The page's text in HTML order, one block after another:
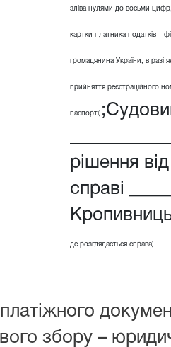
зліва нулями до восьми
картки платника податків –
громадянина України, в разі
прийняття реєстраційного
паспорті)
рішення
справі
де розглядається справа)
збору –